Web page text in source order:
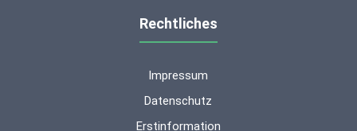
Rechtliches
Impressum
Datenschutz
Erstinformation